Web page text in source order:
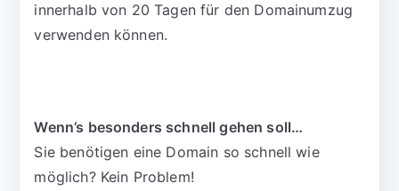
innerhalb von 20 Tagen für den Domainumzug
verwenden können.
Wenn’s besonders schnell gehen soll…
Sie benötigen eine Domain so schnell wie
möglich? Kein Problem!